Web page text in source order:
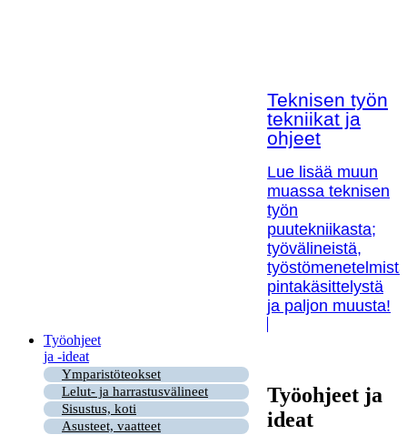
Teknisen työn
tekniikat ja
ohjeet
Lue lisää muun
muassa teknisen
työn
puutekniikasta;
työvälineistä,
pintakäsittelystä
ja paljon muusta!
Työohjeet
ja -ideat
Ymparistöteokset
Lelut- ja harrastusvälineet
Sisustus, koti
Asusteet, vaatteet
Työohjeet ja
ideat